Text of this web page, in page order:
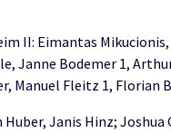
II: Eimantas Mikucionis,
Janne Bodemer 1,
Manuel Fleitz 1,
Janis Hinz; Joshua